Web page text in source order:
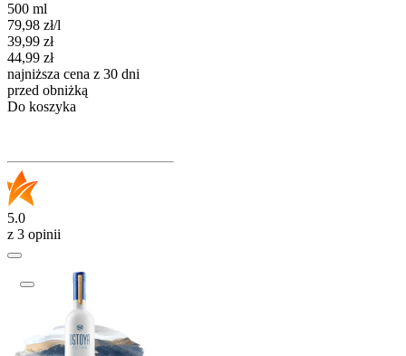
500 ml
79,98 zł/l
Cena promocyjna
39,99 zł
44,99 zł
najniższa cena z 30 dni
przed obniżką
Do koszyka
5.0
z 3 opinii